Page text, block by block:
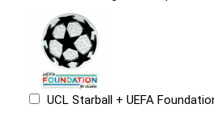
UCL Starball + UEFA